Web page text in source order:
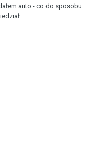
auto - co do sposobu